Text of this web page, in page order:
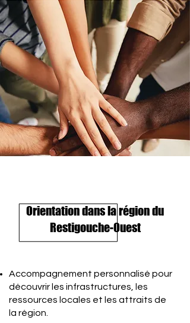
Orientation dans la région du
Restigouche-Ouest
Accompagnement personnalisé pour
découvrir les infrastructures, les
ressources locales et les attraits de
la région.